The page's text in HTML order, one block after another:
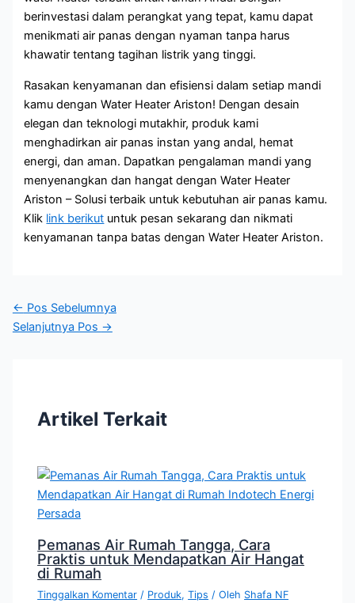
berinvestasi dalam perangkat yang tepat, kamu dapat
menikmati air panas dengan nyaman tanpa harus
khawatir tentang tagihan listrik yang tinggi.
Rasakan kenyamanan dan efisiensi dalam setiap mandi
kamu dengan Water Heater Ariston! Dengan desain
elegan dan teknologi mutakhir, produk kami
menghadirkan air panas instan yang andal, hemat
energi, dan aman. Dapatkan pengalaman mandi yang
menyenangkan dan hangat dengan Water Heater
Ariston – Solusi terbaik untuk kebutuhan air panas kamu.
Klik link berikut untuk pesan sekarang dan nikmati
kenyamanan tanpa batas dengan Water Heater Ariston.
← Pos Sebelumnya
Selanjutnya Pos →
Artikel Terkait
Pemanas Air Rumah Tangga, Cara
Praktis untuk Mendapatkan Air Hangat
di Rumah
Tinggalkan Komentar / Produk,Tips / Oleh Shafa NF